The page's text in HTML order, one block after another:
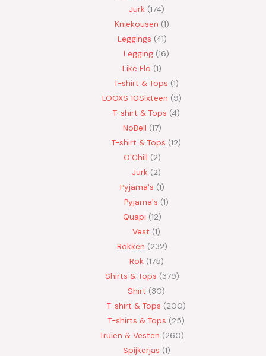
Jurk 174
Kniekousen 1
Leggings 41
Legging 16
Like Flo 1
T-shirt & Tops 1
LOOXS 10Sixteen
9
T-shirt & Tops 4
NoBell 17
T-shirt & Tops 12
O'Chill 2
Jurk 2
Pyjama's 1
Pyjama's 1
Quapi 12
Vest 1
Rokken 232
Rok 175
Shirts & Tops 379
Shirt
30
T-shirt & Tops
200
T-shirts & Tops
25
Truien & Vesten
260
Spijkerjas 1